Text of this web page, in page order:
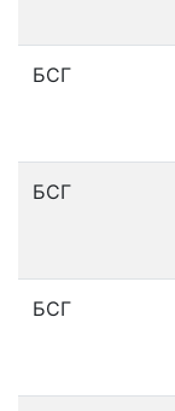
БСГ
БСГ
БСГ